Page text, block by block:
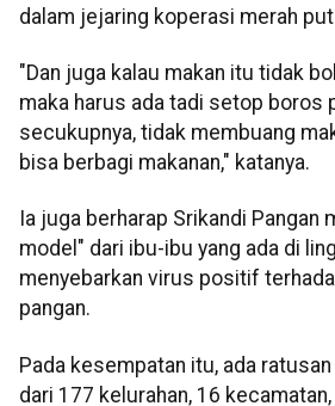
dalam jejaring koperasi merah
"Dan juga kalau makan itu tidak
maka harus ada tadi setop boros
secukupnya, tidak membuang
bisa berbagi makanan," katanya.
Ia juga berharap Srikandi Pangan
model" dari ibu-ibu yang ada di
menyebarkan virus positif
pangan.
Pada kesempatan itu, ada
dari 177 kelurahan, 16